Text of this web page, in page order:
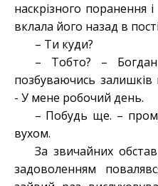
наскрізного поранення
вклала його назад в
– Ти куди?
– Тобто? –
позбуваючись
- У мене робочий день.
– Побудь ще. –
вухом.
За звичайних
задоволенням